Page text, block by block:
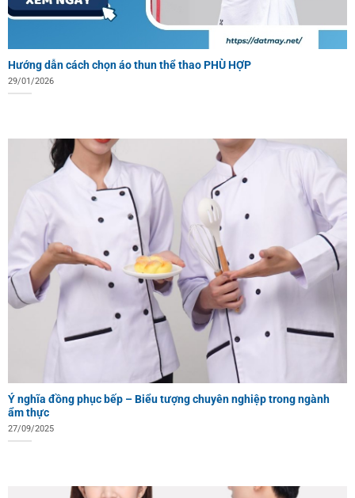
Hướng dẫn cách chọn áo thun thể thao PHÙ HỢP
29/01/2026
Ý nghĩa đồng phục bếp – Biểu tượng chuyên nghiệp trong ngành
ẩm thực
27/09/2025